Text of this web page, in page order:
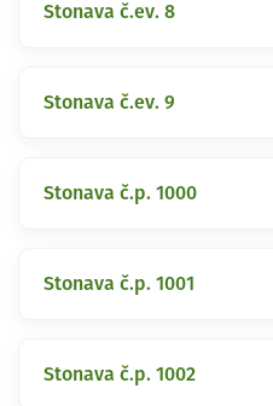
Stonava č.ev. 8
Stonava č.ev. 9
Stonava č.p. 1000
Stonava č.p. 1001
Stonava č.p. 1002